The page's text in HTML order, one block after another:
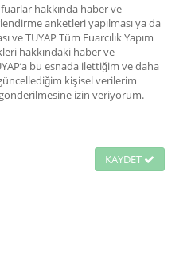
hakkında haber ve
anketleri yapılması ya da
ve TÜYAP Tüm Fuarcılık Yapım
hakkındaki haber ve
bu esnada ilettiğim ve daha
kişisel verilerim
izin veriyorum.
KAYDET